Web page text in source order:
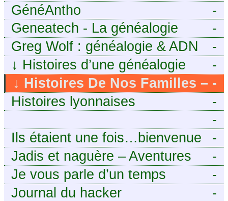
-
GénéAntho
-
Geneatech - La généalogie
numérique à portée de tous
-
Greg Wolf : généalogie & ADN
-
↓ Histoires d’une généalogie
Léonarde
-
↓ Histoires De Nos Familles –
Blog de généalogie
-
Histoires lyonnaises
-
https://
-
Ils étaient une fois…bienvenue
chez mes ancêtres. – Une
histoire tourangelle, mais pas
seulement.
-
Jadis et naguère – Aventures
généalogiques de l’Atlantique
aux contreforts des Alpes
-
Je vous parle d’un temps
-
Journal du hacker